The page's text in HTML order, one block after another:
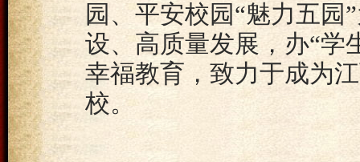
园、平安校园“魅力五园
设、高质量发展，办“学
幸福教育，致力于成为
校。